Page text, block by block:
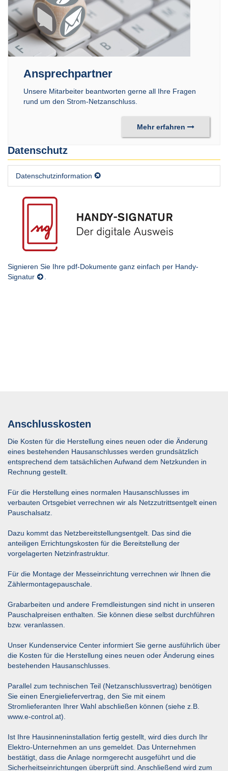
Ansprechpartner
Unsere Mitarbeiter beantworten gerne all Ihre Fragen
rund um den Strom-Netzanschluss.
Mehr erfahren
Datenschutz
Datenschutzinformation
Signieren Sie Ihre pdf-Dokumente ganz einfach per Handy-
Signatur
.
Anschlusskosten
Die Kosten für die Herstellung eines neuen oder die Änderung
eines bestehenden Hausanschlusses werden grundsätzlich
entsprechend dem tatsächlichen Aufwand dem Netzkunden in
Rechnung gestellt.
Für die Herstellung eines normalen Hausanschlusses im
verbauten Ortsgebiet verrechnen wir als Netzzutrittsentgelt einen
Pauschalsatz.
Dazu kommt das Netzbereitstellungsentgelt. Das sind die
anteiligen Errichtungskosten für die Bereitstellung der
vorgelagerten Netzinfrastruktur.
Für die Montage der Messeinrichtung verrechnen wir Ihnen die
Zählermontagepauschale.
Grabarbeiten und andere Fremdleistungen sind nicht in unseren
Pauschalpreisen enthalten. Sie können diese selbst durchführen
bzw. veranlassen.
Unser Kundenservice Center informiert Sie gerne ausführlich über
die Kosten für die Herstellung eines neuen oder Änderung eines
bestehenden Hausanschlusses.
Parallel zum technischen Teil (Netzanschlussvertrag) benötigen
Sie einen Energieliefervertrag, den Sie mit einem
Stromlieferanten Ihrer Wahl abschließen können (siehe z.B.
www.e-control.at).
Ist Ihre Hausinneninstallation fertig gestellt, wird dies durch Ihr
Elektro-Unternehmen an uns gemeldet. Das Unternehmen
bestätigt, dass die Anlage normgerecht ausgeführt und die
Sicherheitseinrichtungen überprüft sind. Anschließend wird zum